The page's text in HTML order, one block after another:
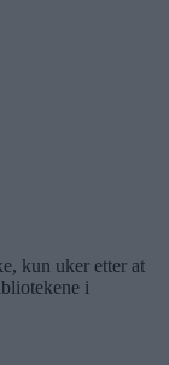
kun uker etter at
i